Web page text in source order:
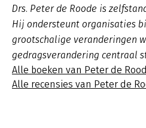
Drs. Peter de Roode is
Hij ondersteunt organisaties
grootschalige veranderingen
gedragsverandering centraal
Alle boeken van Peter de
Alle recensies van Peter de